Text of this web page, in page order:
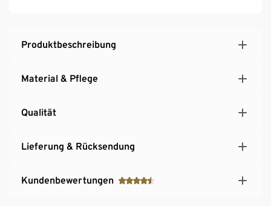
Produktbeschreibung
Material & Pflege
Qualität
Lieferung & Rücksendung
Kundenbewertungen